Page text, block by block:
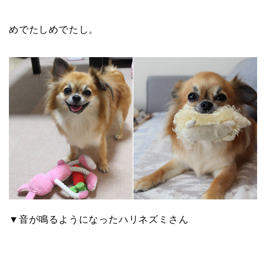
めでたしめでたし。
▼音が鳴るようになったハリネズミさん